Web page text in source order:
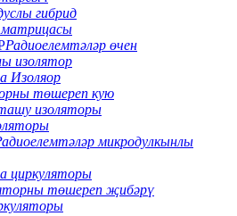
гибрид
Радиоелемтәләр өчен
изолятор
Изоляор
төшереп кую
изоляторы
микродулкынлы
циркуляторы
төшереп җибәрү